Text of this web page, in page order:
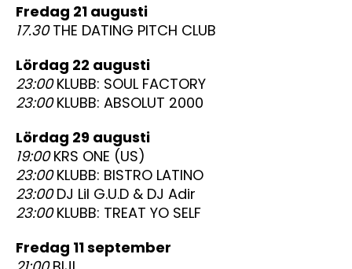
fredag 21 augusti
17.30THE DATING PITCH CLUB
lördag 22 augusti
23:00KLUBB: SOUL FACTORY
23:00KLUBB: ABSOLUT 2000
lördag 29 augusti
19:00KRS ONE (US)
23:00KLUBB: BISTRO LATINO
23:00DJ Lil G.U.D & DJ Adir
23:00KLUBB: TREAT YO SELF
fredag 11 september